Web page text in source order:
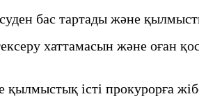
бас тартады және
хаттамасын және оған
істі прокурорға